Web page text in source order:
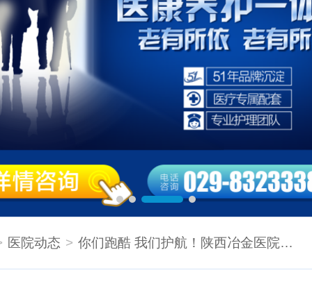
医院动态 你们跑酷 我们护航！陕西冶金医院圆满完成陕西省首届跑酷公开赛医疗保障任务